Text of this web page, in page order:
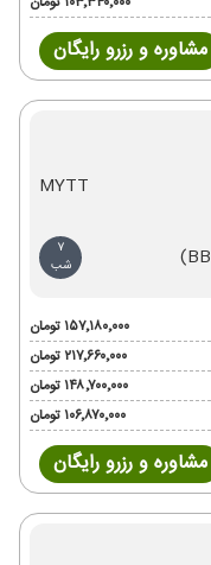
مشاوره و رزرو رایگان
MYTT
7
شب
۱۵۷٬۱۸۰٬۰۰۰ تومان
۲۱۷٬۶۶۰٬۰۰۰ تومان
۱۴۸٬۷۰۰٬۰۰۰ تومان
۱۰۶٬۸۷۰٬۰۰۰ تومان
مشاوره و رزرو رایگان